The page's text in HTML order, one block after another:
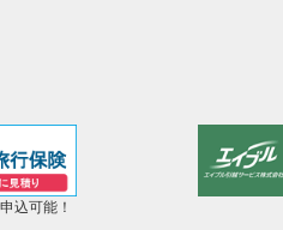
込可能！